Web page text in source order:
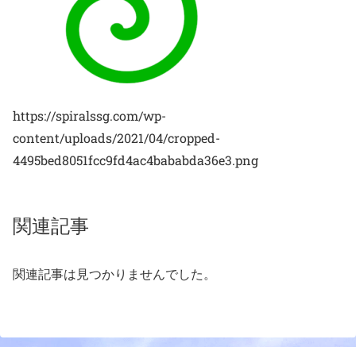
https://spiralssg.com/wp-
content/uploads/2021/04/cropped-
4495bed8051fcc9fd4ac4bababda36e3.png
関連記事
関連記事は見つかりませんでした。